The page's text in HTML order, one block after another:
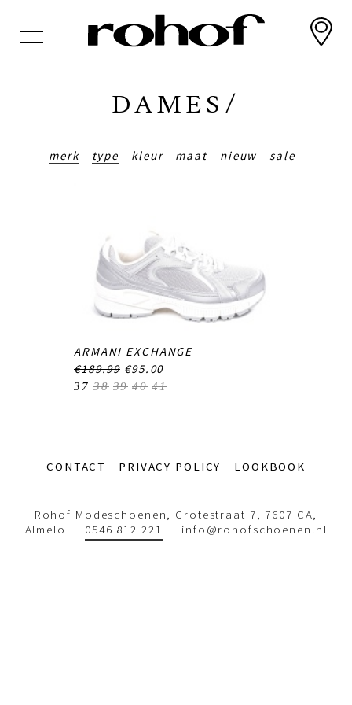
DAMES/
merk type kleur maat nieuw sale
ARMANI EXCHANGE
€189.99 €95.00
37 38 39 40 41
Footer-CONTACT PRIVACY POLICY LOOKBOOK
Rohof Modeschoenen, Grotestraat 7, 7607 CA,
Almelo 0546 812 221 info@rohofschoenen.nl